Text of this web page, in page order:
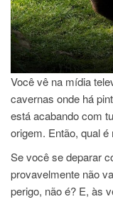
Você vê na mídia
cavernas onde há
está acabando com
origem. Então, qual
Se você se deparar
provavelmente não
perigo, não é? E, às